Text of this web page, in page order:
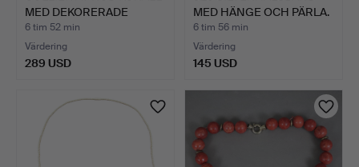
MED DEKORERADE
ELEME…
6 tim 52 min
Värdering
289 USD
MED HÄNGE OCH PÄRLA.
6 tim 56 min
Värdering
145 USD